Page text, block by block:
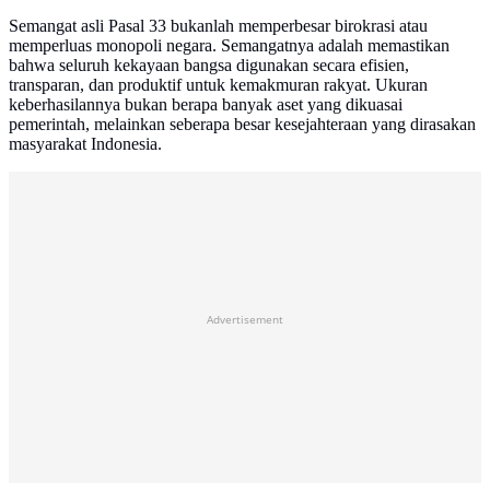
Semangat asli Pasal 33 bukanlah memperbesar birokrasi atau
memperluas monopoli negara. Semangatnya adalah memastikan
bahwa seluruh kekayaan bangsa digunakan secara efisien,
transparan, dan produktif untuk kemakmuran rakyat. Ukuran
keberhasilannya bukan berapa banyak aset yang dikuasai
pemerintah, melainkan seberapa besar kesejahteraan yang dirasakan
masyarakat Indonesia.
Advertisement